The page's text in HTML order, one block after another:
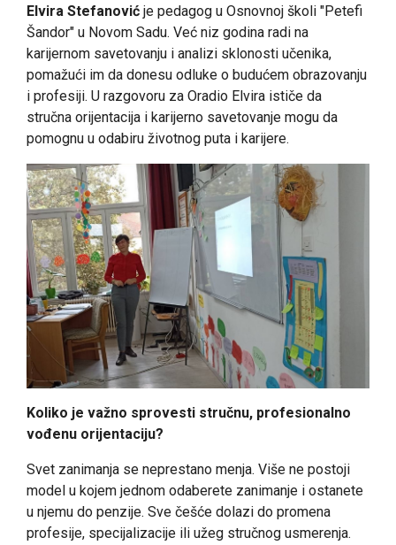
Elvira Stefanović je pedagog u Osnovnoj školi "Petefi
Šandor" u Novom Sadu. Već niz godina radi na
karijernom savetovanju i analizi sklonosti učenika,
pomažući im da donesu odluke o budućem obrazovanju
i profesiji. U razgovoru za Oradio Elvira ističe da
stručna orijentacija i karijerno savetovanje mogu da
pomognu u odabiru životnog puta i karijere.
Koliko je važno sprovesti stručnu, profesionalno
vođenu orijentaciju?
Svet zanimanja se neprestano menja. Više ne postoji
model u kojem jednom odaberete zanimanje i ostanete
u njemu do penzije. Sve češće dolazi do promena
profesije, specijalizacije ili užeg stručnog usmerenja.